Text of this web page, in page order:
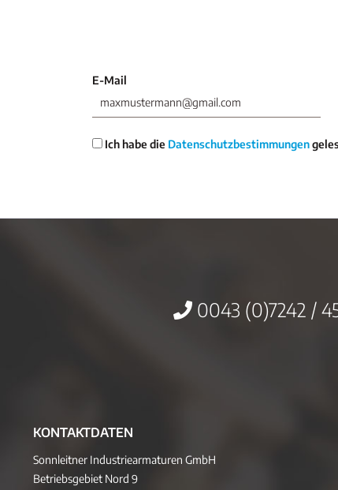
E-Mail
Ich habe die Datenschutzbestimmungen
0043 (0)7242 /
KONTAKTDATEN
Sonnleitner Industriearmaturen GmbH
Betriebsgebiet Nord 9